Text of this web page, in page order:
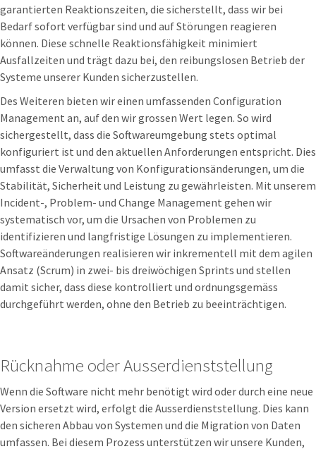
garantierten Reaktionszeiten, die sicherstellt, dass wir bei
Bedarf sofort verfügbar sind und auf Störungen reagieren
können. Diese schnelle Reaktionsfähigkeit minimiert
Ausfallzeiten und trägt dazu bei, den reibungslosen Betrieb der
Systeme unserer Kunden sicherzustellen.
Des Weiteren bieten wir einen umfassenden Configuration
Management an, auf den wir grossen Wert legen. So wird
sichergestellt, dass die Softwareumgebung stets optimal
konfiguriert ist und den aktuellen Anforderungen entspricht. Dies
umfasst die Verwaltung von Konfigurationsänderungen, um die
Stabilität, Sicherheit und Leistung zu gewährleisten. Mit unserem
Incident-, Problem- und Change Management gehen wir
systematisch vor, um die Ursachen von Problemen zu
identifizieren und langfristige Lösungen zu implementieren.
Softwareänderungen realisieren wir inkrementell mit dem agilen
Ansatz (Scrum) in zwei- bis dreiwöchigen Sprints und stellen
damit sicher, dass diese kontrolliert und ordnungsgemäss
durchgeführt werden, ohne den Betrieb zu beeinträchtigen.
Rücknahme oder Ausserdienststellung
Wenn die Software nicht mehr benötigt wird oder durch eine neue
Version ersetzt wird, erfolgt die Ausserdienststellung. Dies kann
den sicheren Abbau von Systemen und die Migration von Daten
umfassen. Bei diesem Prozess unterstützen wir unsere Kunden,